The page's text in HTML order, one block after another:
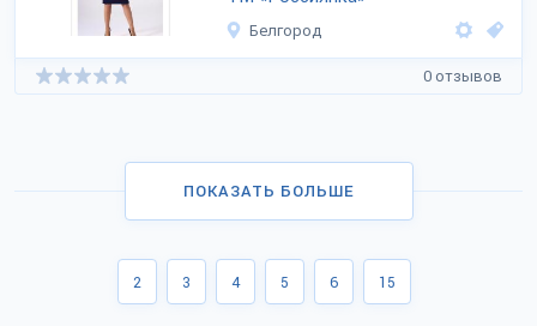
Белгород
0 отзывов
ПОКАЗАТЬ БОЛЬШЕ
2 3 4 5 6 15